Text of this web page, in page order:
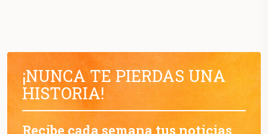
¡NUNCA TE PIERDAS UNA
HISTORIA!
Recibe cada semana tus noticias